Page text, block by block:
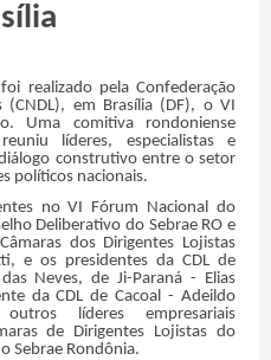
realizado pela Confederação
(CNDL), em Brasília (DF), o VI
Uma comitiva rondoniense
líderes, especialistas e
construtivo entre o setor
políticos nacionais.
no VI Fórum Nacional do
Deliberativo do Sebrae RO e
dos Dirigentes Lojistas
e os presidentes da CDL de
Neves, de Ji-Paraná - Elias
da CDL de Cacoal - Adeildo
líderes empresariais
de Dirigentes Lojistas do
Sebrae Rondônia.